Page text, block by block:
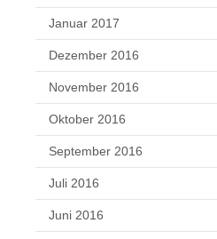
Januar 2017
Dezember 2016
November 2016
Oktober 2016
September 2016
Juli 2016
Juni 2016